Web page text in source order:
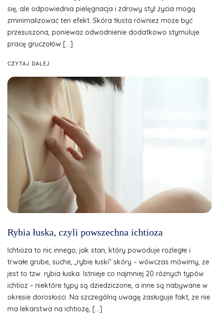
się, ale odpowiednia pielęgnacja i zdrowy styl życia mogą
zminimalizować ten efekt. Skóra tłusta również może być
przesuszona, ponieważ odwodnienie dodatkowo stymuluje
pracę gruczołów […]
CZYTAJ DALEJ
Rybia łuska, czyli powszechna ichtioza
Ichtioza to nic innego, jak stan, który powoduje rozległe i
trwałe grube, suche, „rybie łuski” skóry – wówczas mówimy, że
jest to tzw. rybia łuska. Istnieje co najmniej 20 różnych typów
ichtioz – niektóre typy są dziedziczone, a inne są nabywane w
okresie dorosłości. Na szczególną uwagę zasługuje fakt, że nie
ma lekarstwa na ichtiozę, […]